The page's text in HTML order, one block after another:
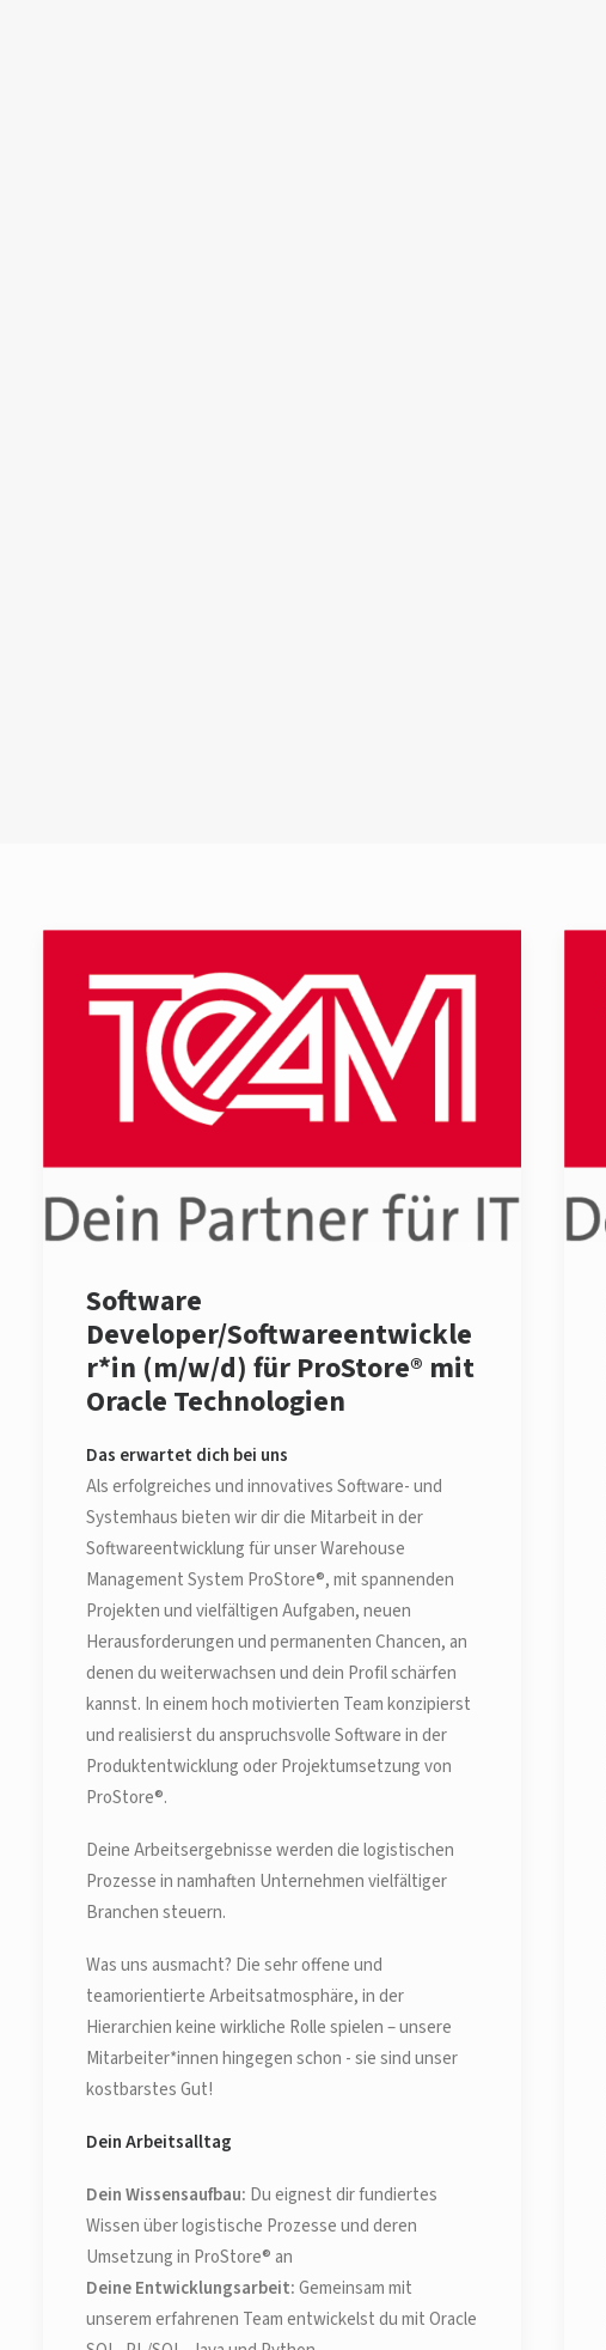
Software
Developer/Softwareentwickle
r*in (m/w/d) für ProStore® mit
Oracle Technologien
Das erwartet dich bei uns
Als erfolgreiches und innovatives Software- und
Systemhaus bieten wir dir die Mitarbeit in der
Softwareentwicklung für unser Warehouse
Management System ProStore®, mit spannenden
Projekten und vielfältigen Aufgaben, neuen
Herausforderungen und permanenten Chancen, an
denen du weiterwachsen und dein Profil schärfen
kannst. In einem hoch motivierten Team konzipierst
und realisierst du anspruchsvolle Software in der
Produktentwicklung oder Projektumsetzung von
ProStore®.
Deine Arbeitsergebnisse werden die logistischen
Prozesse in namhaften Unternehmen vielfältiger
Branchen steuern.
Was uns ausmacht? Die sehr offene und
teamorientierte Arbeitsatmosphäre, in der
Hierarchien keine wirkliche Rolle spielen – unsere
Mitarbeiter*innen hingegen schon - sie sind unser
kostbarstes Gut!
Dein Arbeitsalltag
Dein Wissensaufbau: Du eignest dir fundiertes
Wissen über logistische Prozesse und deren
Umsetzung in ProStore® an
Deine Entwicklungsarbeit:Gemeinsam mit
unserem erfahrenen Team entwickelst du mit Oracle